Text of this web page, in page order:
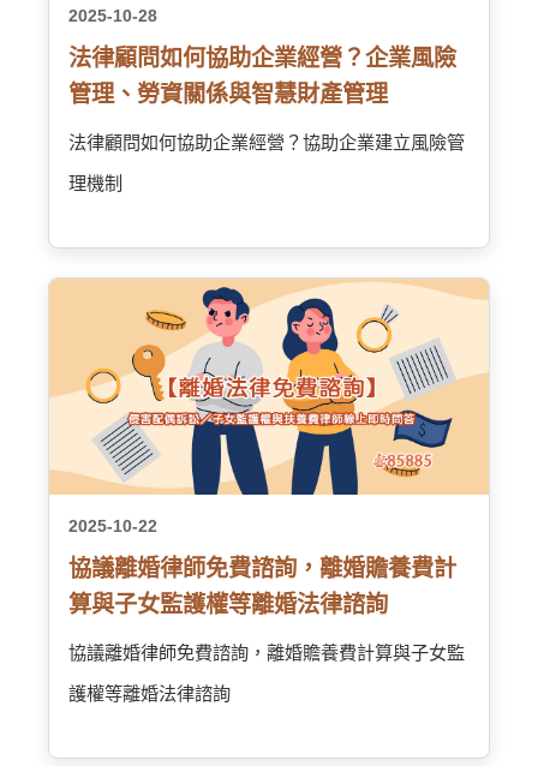
2025-10-28
法律顧問如何協助企業經營？企業風險
管理、勞資關係與智慧財產管理
法律顧問如何協助企業經營？協助企業建立風險管
理機制
2025-10-22
協議離婚律師免費諮詢，離婚贍養費計
算與子女監護權等離婚法律諮詢
協議離婚律師免費諮詢，離婚贍養費計算與子女監
護權等離婚法律諮詢